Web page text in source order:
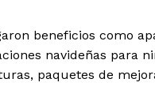
beneficios como
navideñas para
paquetes de